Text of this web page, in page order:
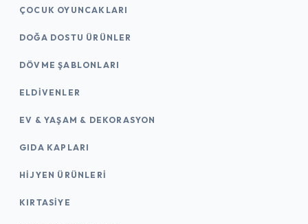
ÇOCUK OYUNCAKLARI
DOĞA DOSTU ÜRÜNLER
DÖVME ŞABLONLARI
ELDIVENLER
EV & YAŞAM & DEKORASYON
GIDA KAPLARI
HIJYEN ÜRÜNLERI
KIRTASİYE